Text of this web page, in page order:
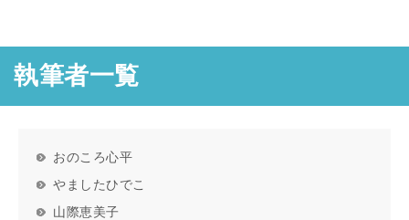
執筆者一覧
おのころ心平
やましたひでこ
山際恵美子